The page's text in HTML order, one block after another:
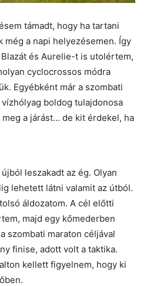
támadt, hogy ha tartani
még a napi helyezésemen. Így
és Aurelie-t is utolértem,
cyclocrossos módra
Egyébként már a szombati
boldog tulajdonosa
a járást… de kit érdekel, ha
leszakadt az ég. Olyan
lehetett látni valamit az útból.
áldozatom. A cél előtti
majd egy kőmederben
szombati maraton céljával
finise, adott volt a taktika.
kellett figyelnem, hogy ki